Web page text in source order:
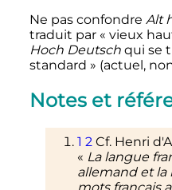
Ne pas confondre Alt
traduit par « vieux
Hoch Deutschqui se
standard » (actuel,
Notes et
1 2 Cf. Henri
« La langue
allemand et la